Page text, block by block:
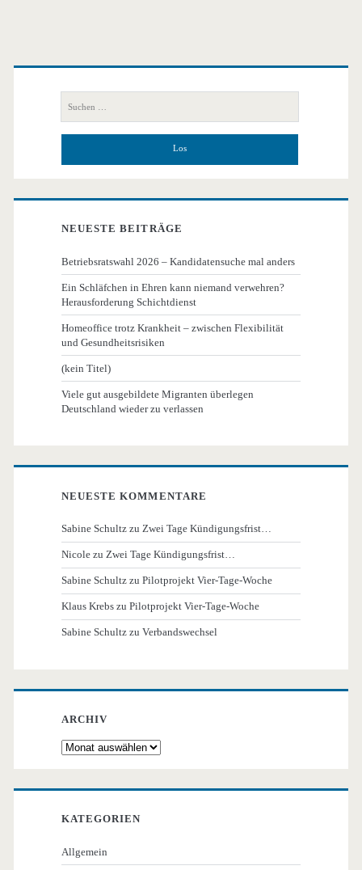
Primäre
Seitenleiste
nach:
NEUESTE BEITRÄGE
Betriebsratswahl 2026 – Kandidatensuche mal anders
Ein Schläfchen in Ehren kann niemand verwehren?
Herausforderung Schichtdienst
Homeoffice trotz Krankheit – zwischen Flexibilität
und Gesundheitsrisiken
(kein Titel)
Viele gut ausgebildete Migranten überlegen
Deutschland wieder zu verlassen
NEUESTE KOMMENTARE
Sabine Schultz zuZwei Tage Kündigungsfrist…
Nicole zuZwei Tage Kündigungsfrist…
Sabine Schultz zuPilotprojekt Vier-Tage-Woche
Klaus Krebs zuPilotprojekt Vier-Tage-Woche
Sabine Schultz zuVerbandswechsel
ARCHIV
Archiv
KATEGORIEN
Allgemein